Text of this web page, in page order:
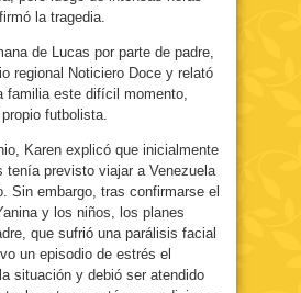
la tragedia.
de Lucas por parte de padre,
regional Noticiero Doce y relató
familia este difícil momento,
futbolista.
Karen explicó que inicialmente
tenía previsto viajar a Venezuela
Sin embargo, tras confirmarse el
y los niños, los planes
que sufrió una parálisis facial
un episodio de estrés el
situación y debió ser atendido